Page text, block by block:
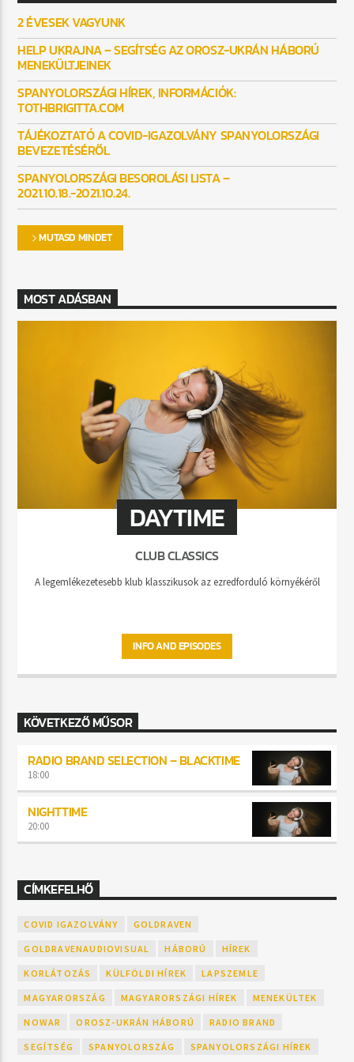
2 ÉVESEK VAGYUNK
HELP UKRAJNA – SEGÍTSÉG AZ OROSZ-UKRÁN HÁBORÚ
MENEKÜLTJEINEK
SPANYOLORSZÁGI HÍREK, INFORMÁCIÓK:
TOTHBRIGITTA.COM
TÁJÉKOZTATÓ A COVID-IGAZOLVÁNY SPANYOLORSZÁGI
BEVEZETÉSÉRŐL
SPANYOLORSZÁGI BESOROLÁSI LISTA –
2021.10.18.-2021.10.24.
MUTASD MINDET
MOST ADÁSBAN
DAYTIME
CLUB CLASSICS
A legemlékezetesebb klub klasszikusok az ezredforduló környékéről
INFO AND EPISODES
KÖVETKEZŐ MŰSOR
RADIO BRAND SELECTION – BLACKTIME
18:00
NIGHTTIME
20:00
CÍMKEFELHŐ
COVID IGAZOLVÁNY GOLDRAVEN
GOLDRAVENAUDIOVISUAL HÁBORÚ HÍREK
KORLÁTOZÁS KÜLFÖLDI HÍREK LAPSZEMLE
MAGYARORSZÁG MAGYARORSZÁGI HÍREK MENEKÜLTEK
NOWAR OROSZ-UKRÁN HÁBORÚ RADIO BRAND
SEGÍTSÉG SPANYOLORSZÁG SPANYOLORSZÁGI HÍREK